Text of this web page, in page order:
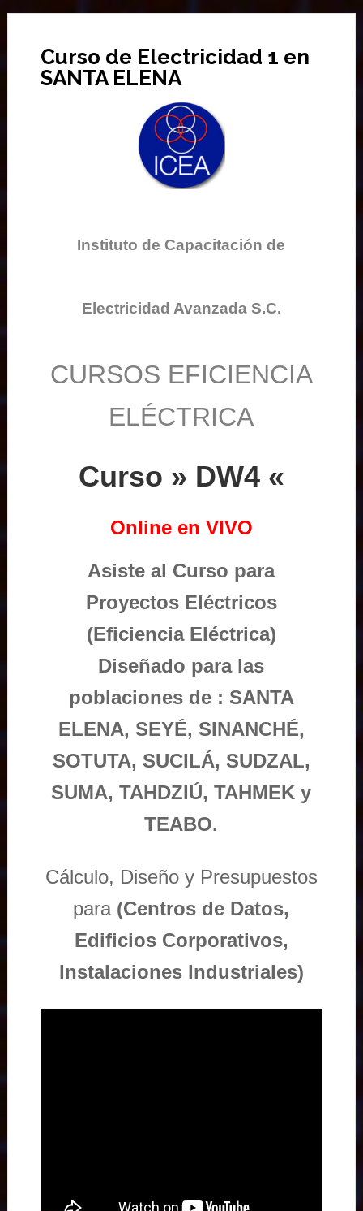
Curso de Electricidad 1 en
SANTA ELENA
Instituto de Capacitación de
Electricidad Avanzada S.C.
CURSOS EFICIENCIA
ELÉCTRICA
Curso » DW4 «
Online en VIVO
Asiste al Curso para
Proyectos Eléctricos
(Eficiencia Eléctrica)
Diseñado para las
poblaciones de : SANTA
ELENA, SEYÉ, SINANCHÉ,
SOTUTA, SUCILÁ, SUDZAL,
SUMA, TAHDZIÚ, TAHMEK y
TEABO.
Cálculo, Diseño y Presupuestos
para (Centros de Datos,
Edificios Corporativos,
Instalaciones Industriales)